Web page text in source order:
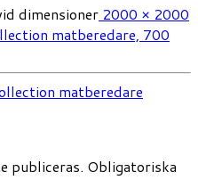
dimensioner 2000 × 2000
matberedare, 700
publiceras. Obligatoriska